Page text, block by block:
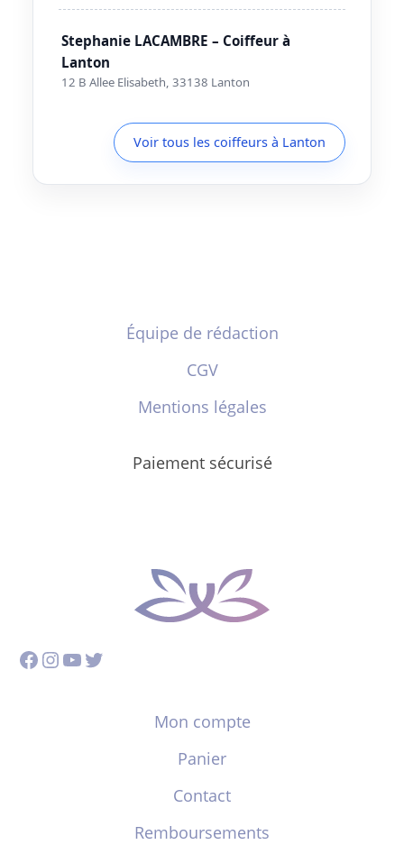
Stephanie LACAMBRE – Coiffeur à
Lanton
12 B Allee Elisabeth, 33138 Lanton
Voir tous les coiffeurs à Lanton
Équipe de rédaction
CGV
Mentions légales
Paiement sécurisé
Facebook
Instagram
YouTube
Twitter
Mon compte
Panier
Contact
Remboursements